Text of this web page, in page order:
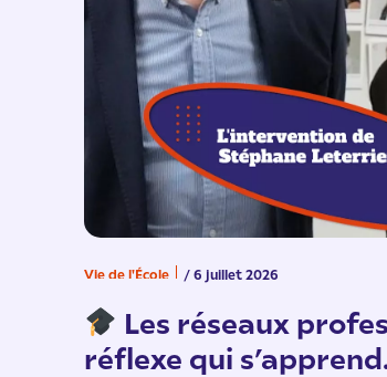
Vie de l'École / 6 juillet 2026
Les réseaux
réflexe qui